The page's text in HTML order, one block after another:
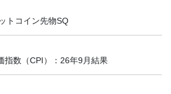
トコイン先物SQ
指数（CPI）：26年9月結果